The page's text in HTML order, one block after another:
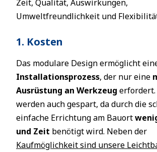
Zeit, Qualität, Auswirkungen,
Umweltfreundlichkeit und
1. Kosten
Das modulare Design ermöglicht
Installationsprozess, der nur eine
Ausrüstung an Werkzeug erfordert.
werden auch gespart, da durch die
einfache Errichtung am Bauort
und Zeit benötigt wird. Neben der
Kaufmöglichkeit sind unsere